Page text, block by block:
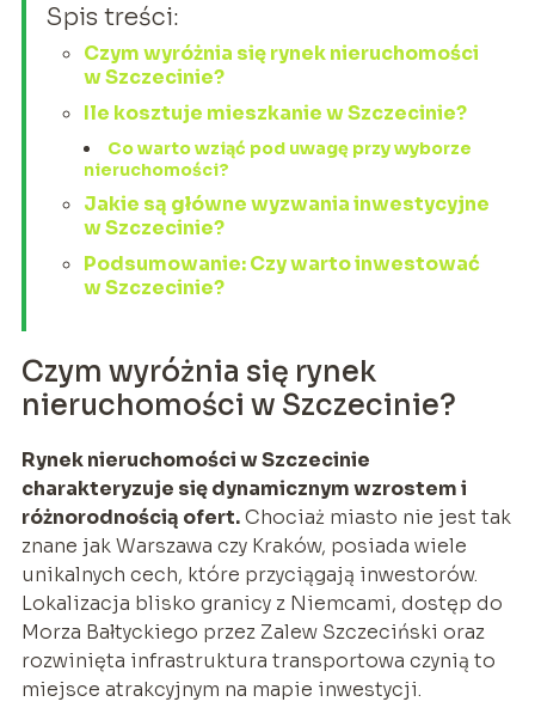
Spis treści:
Czym wyróżnia się rynek nieruchomości
w Szczecinie?
Ile kosztuje mieszkanie w Szczecinie?
Co warto wziąć pod uwagę przy wyborze
nieruchomości?
Jakie są główne wyzwania inwestycyjne
w Szczecinie?
Podsumowanie: Czy warto inwestować
w Szczecinie?
Czym wyróżnia się rynek
nieruchomości w Szczecinie?
Rynek nieruchomości w Szczecinie
charakteryzuje się dynamicznym wzrostem i
różnorodnością ofert.Chociaż miasto nie jest tak
znane jak Warszawa czy Kraków, posiada wiele
unikalnych cech, które przyciągają inwestorów.
Lokalizacja blisko granicy z Niemcami, dostęp do
Morza Bałtyckiego przez Zalew Szczeciński oraz
rozwinięta infrastruktura transportowa czynią to
miejsce atrakcyjnym na mapie inwestycji.